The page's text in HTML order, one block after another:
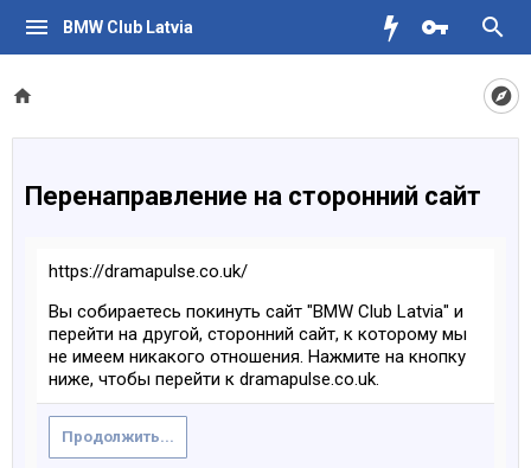
BMW Club Latvia
Перенаправление на сторонний сайт
https://dramapulse.co.uk/
Вы собираетесь покинуть сайт "BMW Club Latvia" и
перейти на другой, сторонний сайт, к которому мы
не имеем никакого отношения. Нажмите на кнопку
ниже, чтобы перейти к dramapulse.co.uk.
Продолжить...